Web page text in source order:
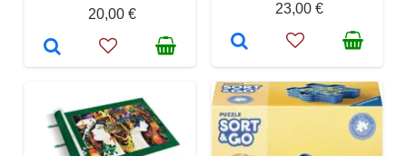
20,00 €
23,00 €